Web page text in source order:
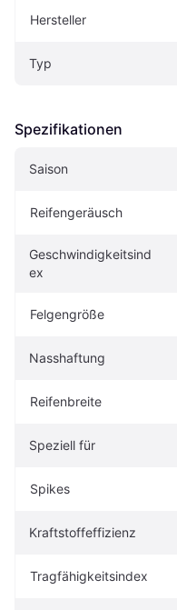
Hersteller
Typ
Spezifikationen
Saison
Reifengeräusch
Geschwindigkeitsind
ex
Felgengröße
Nasshaftung
Reifenbreite
Speziell für
Spikes
Kraftstoffeffizienz
Tragfähigkeitsindex